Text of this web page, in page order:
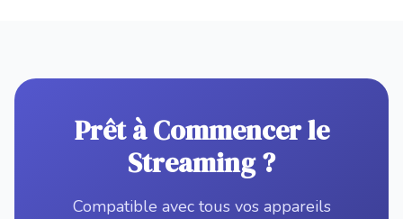
Prêt à Commencer le
Streaming ?
Compatible avec tous vos appareils